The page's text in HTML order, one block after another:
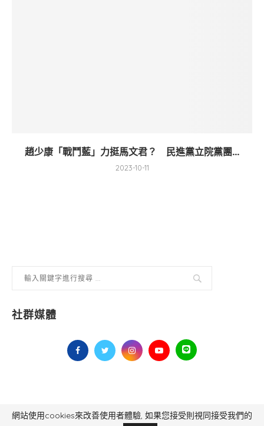
趙少康「戰鬥藍」力挺馬文君？ 民進黨立院黨團...
2023-10-11
社群媒體
毅傳媒控股股份有限公司 版權所有，非經授權，不得轉載 All Right Reserved.
網站使用cookies來改善使用者體驗, 如果您接受則視同接受我們的